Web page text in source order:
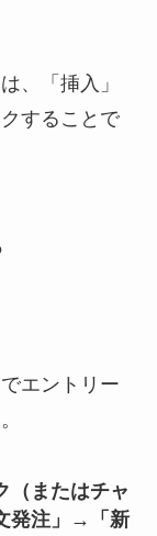
、「挿入」
することで
エントリー
（またはチャ
発注」→「新